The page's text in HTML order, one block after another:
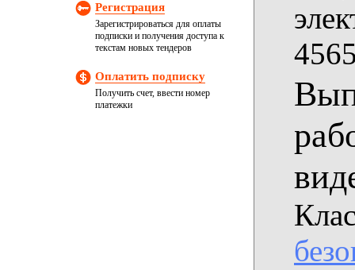
Регистрация
Зарегистрироваться для оплаты
подписки и получения доступа к
текстам новых тендеров
Оплатить подписку
Получить счет, ввести номер
платежки